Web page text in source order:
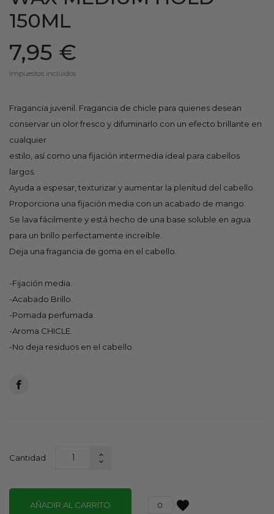
150ML
7,95 €
Impuestos incluidos
Fragancia juvenil. Fragancia de chicle para quienes desean
conservar un olor fresco y difuminarlo con un efecto brillante en
cualquier
estilo, así como una fijación intermedia ideal para cabellos
largos.
Ayuda a espesar, texturizar y aumentar la plenitud del cabello.
Proporciona una fijación media con un acabado de mango.
Se lava fácilmente y está hecho de una base soluble en agua
para un brillo perfectamente increíble.
Deja una fragancia de goma en el cabello.
-Fijación media.
-Acabado Brillo.
-Pomada perfumada.
-Aroma CHICLE.
-No deja residuos en el cabello.
Cantidad
AÑADIR AL CARRITO favorite
0